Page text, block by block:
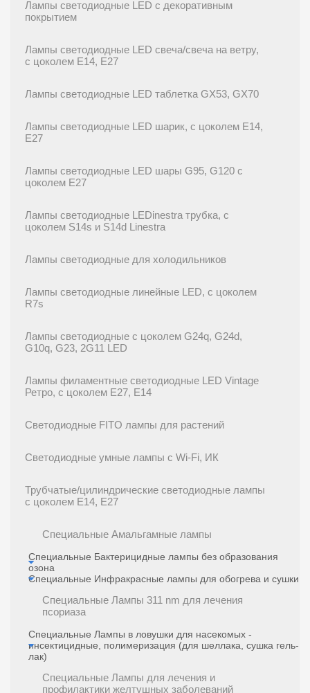
Лампы светодиодные LED с декоративным
покрытием
Лампы светодиодные LED свеча/свеча на ветру,
с цоколем E14, E27
Лампы светодиодные LED таблетка GX53, GX70
Лампы светодиодные LED шарик, с цоколем E14,
E27
Лампы светодиодные LED шары G95, G120 с
цоколем E27
Лампы светодиодные LEDinestra трубка, с
цоколем S14s и S14d Linestra
Лампы светодиодные для холодильников
Лампы светодиодные линейные LED, с цоколем
R7s
Лампы светодиодные с цоколем G24q, G24d,
G10q, G23, 2G11 LED
Лампы филаментные светодиодные LED Vintage
Ретро, с цоколем E27, E14
Светодиодные FITO лампы для растений
Светодиодные умные лампы с Wi-Fi, ИК
Трубчатые/цилиндрические светодиодные лампы
с цоколем E14, E27
Специальные Амальгамные лампы
Специальные Бактерицидные лампы без образования
озона
Специальные Инфракрасные лампы для обогрева и сушки
Специальные Лампы 311 nm для лечения
псориаза
Специальные Лампы в ловушки для насекомых -
инсектицидные, полимеризация (для шеллака, сушка гель-
лак)
Специальные Лампы для лечения и
профилактики желтушных заболеваний